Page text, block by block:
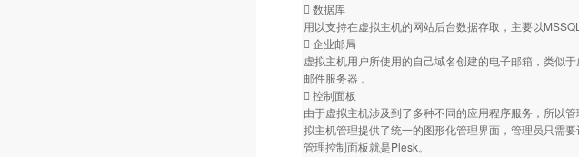
 数据库
用以支持在虚拟主机的网站后台数据存取，主要以
 企业邮局
虚拟主机用户所使用的自己域名创建的电子邮箱，类似
邮件服务器 。
 控制面板
由于虚拟主机涉及到了多种不同的应用程序服务，所以
拟主机管理提供了统一的图形化管理界面，管理员只需
管理控制面板就是Plesk。